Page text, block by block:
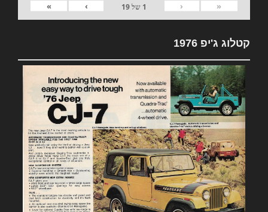
«
‹
1 של19
›
»
קטלוג ג'יפ 1976